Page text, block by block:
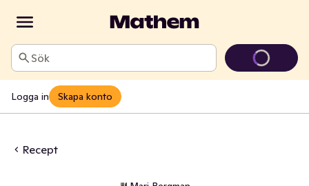
Sök
Logga in Skapa konto
Recept